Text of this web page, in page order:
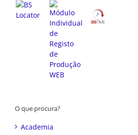
O que procura?
Academia